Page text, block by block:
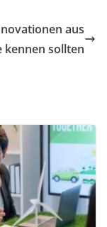
aus
kennen sollten